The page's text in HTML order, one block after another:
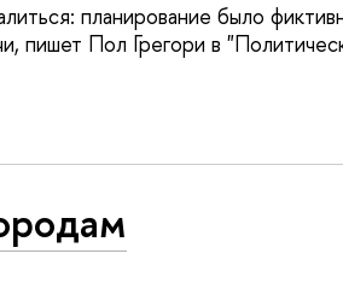
планирование было
пишет Пол Грегори в